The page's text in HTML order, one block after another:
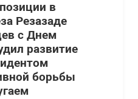
в
Резазаде
с Днем
развитие
борьбы